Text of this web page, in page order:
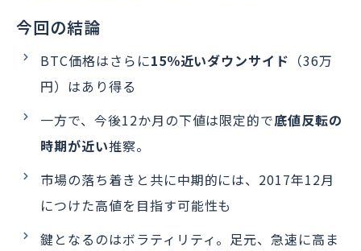
今回の結論
BTC価格はさらに15％近いダウンサイド （36万
円）はあり得る
一方で、今後12か月の下値は限定的で底値反転の
時期が近い推察。
市場の落ち着きと共に中期的には、2017年12月
につけた高値を目指す可能性も
鍵となるのはボラティリティ。足元、急速に高ま